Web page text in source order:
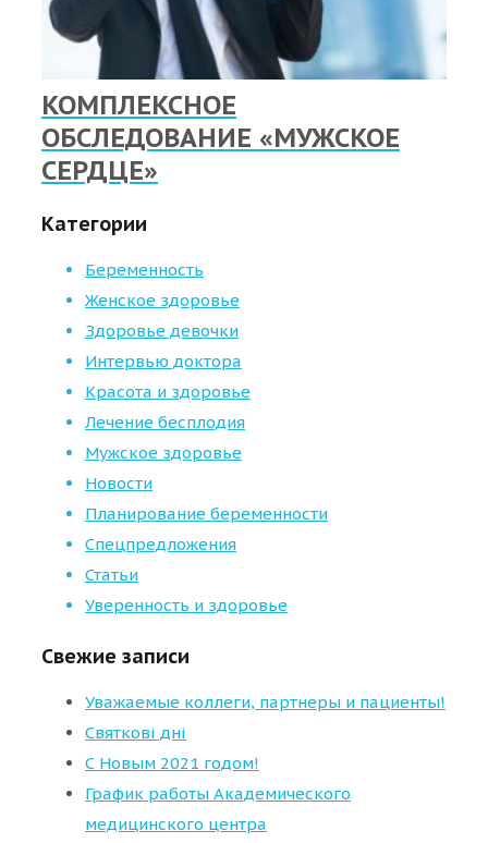
КОМПЛЕКСНОЕ
ОБСЛЕДОВАНИЕ «МУЖСКОЕ
СЕРДЦЕ»
Категории
Беременность
Женское здоровье
Здоровье девочки
Интервью доктора
Красота и здоровье
Лечение бесплодия
Мужское здоровье
Новости
Планирование беременности
Спецпредложения
Статьи
Уверенность и здоровье
Свежие записи
Уважаемые коллеги, партнеры и пациенты!
Святкові дні
С Новым 2021 годом!
График работы Академического
медицинского центра